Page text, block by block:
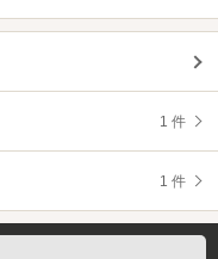
1 件
1 件